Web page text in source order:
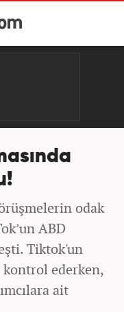
odak
ABD
Tiktok'un
ederken,
ait